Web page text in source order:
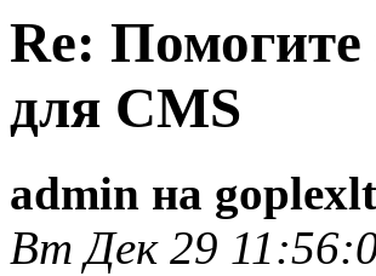
Re:
для CMS
admin на
Вт Дек 29